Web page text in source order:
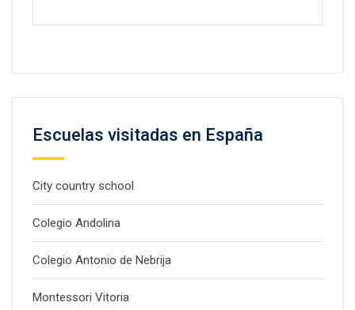
Escuelas visitadas en España
City country school
Colegio Andolina
Colegio Antonio de Nebrija
Montessori Vitoria